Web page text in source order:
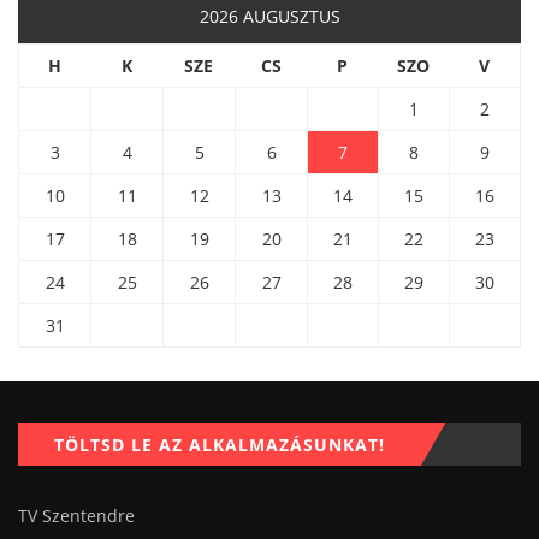
2026 AUGUSZTUS
H K SZE CS P SZO
V
1
2
3
4 5 6 7 8
9
10
11 12 13 14 15
16
17
18 19 20 21 22
23
24
25 26 27 28 29
30
31
TÖLTSD LE AZ ALKALMAZÁSUNKAT!
TV Szentendre